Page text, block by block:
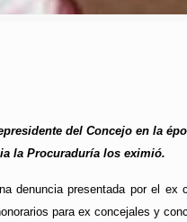
del Concejo en la
la Procuraduría los eximió.
denuncia presentada por el ex
para ex concejales y